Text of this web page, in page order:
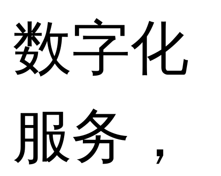
数字化
服务，